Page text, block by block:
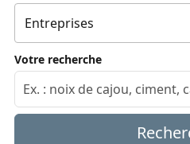
Votre recherche